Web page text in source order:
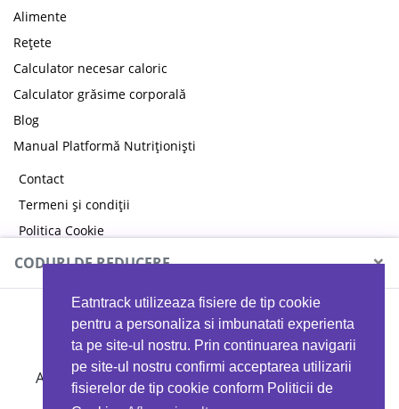
Eatntrack utilizeaza fisiere de tip cookie
pentru a personaliza si imbunatati experienta
ta pe site-ul nostru. Prin continuarea navigarii
pe site-ul nostru confirmi acceptarea utilizarii
fisierelor de tip cookie conform Politicii de
Alimente
Rețete
Calculator necesar caloric
Calculator grăsime corporală
Blog
Manual Platformă Nutriționiști
Contact
Termeni și condiții
Politica Cookie
Politica de confidențialitate
CODURI DE REDUCERE ×
MYPROTEIN
Ai 40%reducere la orice comandă folosind codul
EATTRACK